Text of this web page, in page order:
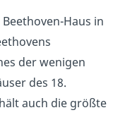
Beethoven-Haus in
der wenigen
des 18.
auch die größte